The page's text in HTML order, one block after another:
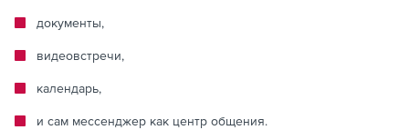
документы,
видеовстречи,
календарь,
и сам мессенджер как центр общения.